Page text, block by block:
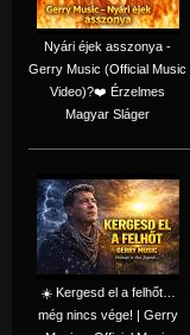
Nyári éjek asszonya -
Gerry Music (Official Music
Video)?❤️ Érzelmes
Magyar Sláger
☀️ Kergesd el a felhőt…
még nincs vége! | Gerry